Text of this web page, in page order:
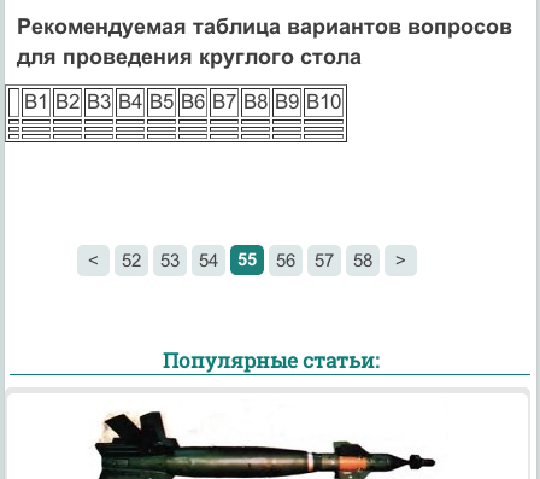
Рекомендуемая таблица вариантов вопросов
для проведения круглого стола
В1 В2 В3 В4 В5 В6 В7 В8 В9 В10
< 52 53 54 55 56 57 58 >
Популярные статьи: